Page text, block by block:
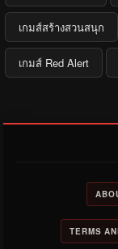
เกมส์สร้างสวนสนุก
เกมส์ Red Alert
TERMS